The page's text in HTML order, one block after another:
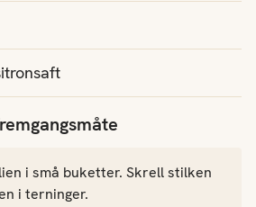
i små buketter. Skrell stilken
i terninger.